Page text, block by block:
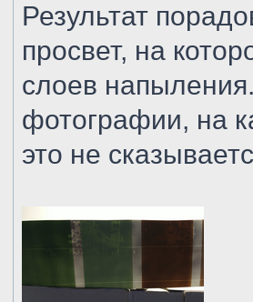
Результат
просвет, на
слоев
фотографии, на
это не